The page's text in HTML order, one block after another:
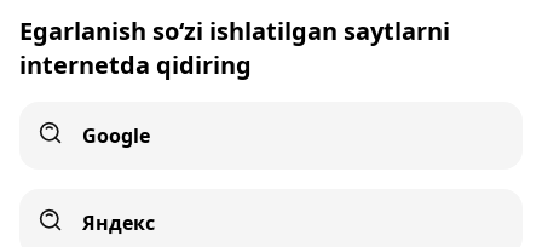
Egarlanish so‘zi ishlatilgan saytlarni
internetda qidiring
Google
Яндекс